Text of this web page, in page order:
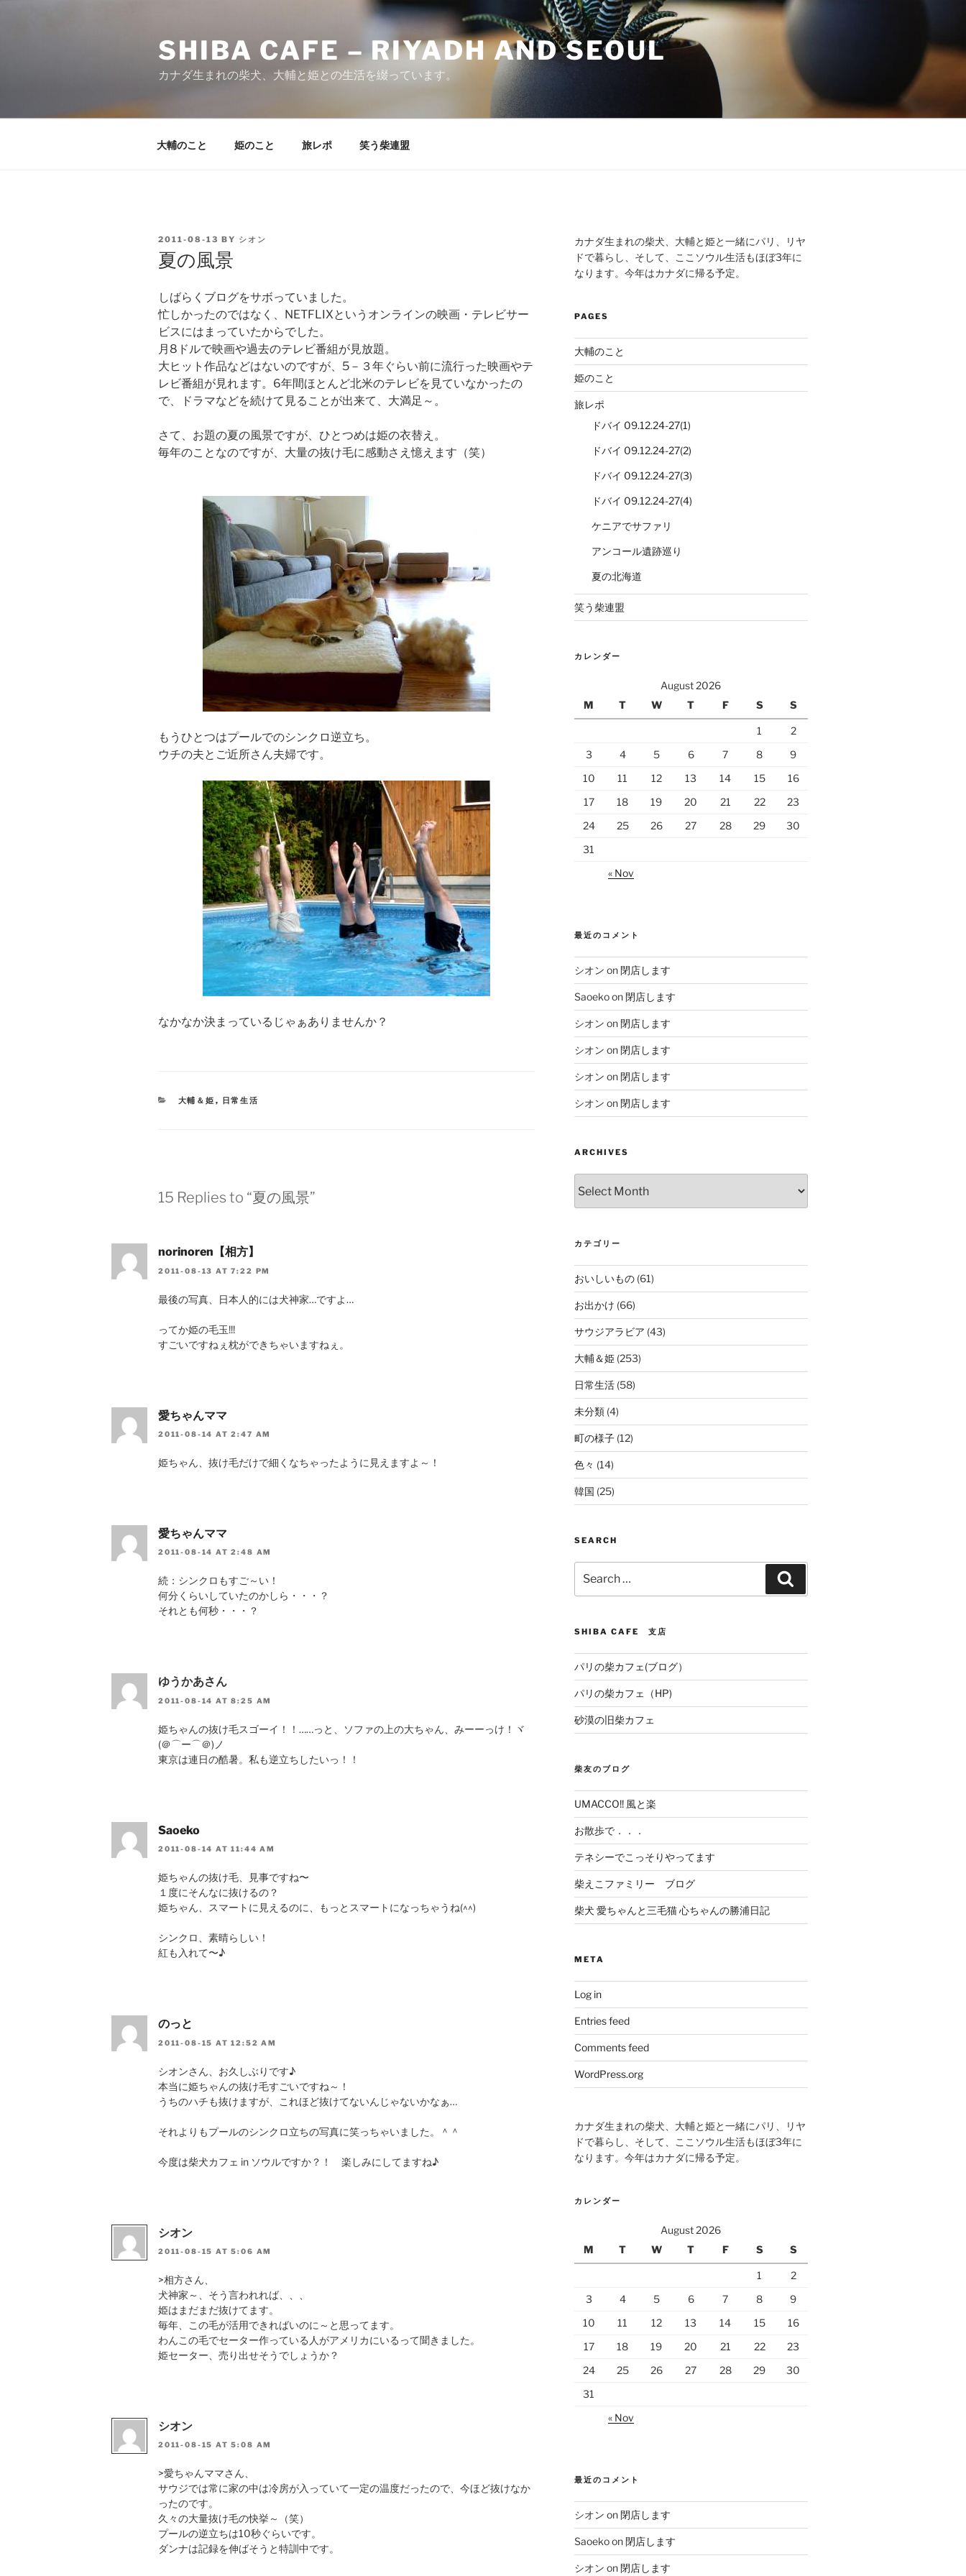
SHIBA CAFE – RIYADH AND SEOUL
カナダ生まれの柴犬、大輔と姫との生活を綴っています。
大輔のこと 姫のこと 旅レポ 笑う柴連盟
POSTED
ON
2011-08-13 BY シオン
夏の風景
しばらくブログをサボっていました。
忙しかったのではなく、NETFLIXというオンラインの映画・テレビサー
ビスにはまっていたからでした。
月8ドルで映画や過去のテレビ番組が見放題。
大ヒット作品などはないのですが、5－３年ぐらい前に流行った映画やテ
レビ番組が見れます。6年間ほとんど北米のテレビを見ていなかったの
で、ドラマなどを続けて見ることが出来て、大満足～。
さて、お題の夏の風景ですが、ひとつめは姫の衣替え。
毎年のことなのですが、大量の抜け毛に感動さえ憶えます（笑）
もうひとつはプールでのシンクロ逆立ち。
ウチの夫とご近所さん夫婦です。
なかなか決まっているじゃぁありませんか？
CATEGORIES
大輔＆姫 , 日常生活
15 Replies to “夏の風景”
norinoren【相方】
2011-08-13 AT 7:22 PM
最後の写真、日本人的には犬神家…ですよ…
ってか姫の毛玉!!!
すごいですねぇ枕ができちゃいますねぇ。
愛ちゃんママ
2011-08-14 AT 2:47 AM
姫ちゃん、抜け毛だけで細くなちゃったように見えますよ～！
愛ちゃんママ
2011-08-14 AT 2:48 AM
続：シンクロもすご～い！
何分くらいしていたのかしら・・・？
それとも何秒・・・？
ゆうかあさん
2011-08-14 AT 8:25 AM
姫ちゃんの抜け毛スゴーイ！！……っと、ソファの上の大ちゃん、みーーっけ！ヾ
(＠⌒ー⌒＠)ノ
東京は連日の酷暑。私も逆立ちしたいっ！！
Saoeko
2011-08-14 AT 11:44 AM
姫ちゃんの抜け毛、見事ですね〜
１度にそんなに抜けるの？
姫ちゃん、スマートに見えるのに、もっとスマートになっちゃうね(^^)
シンクロ、素晴らしい！
紅も入れて〜♪
のっと
2011-08-15 AT 12:52 AM
シオンさん、お久しぶりです♪
本当に姫ちゃんの抜け毛すごいですね～！
うちのハチも抜けますが、これほど抜けてないんじゃないかなぁ…
それよりもプールのシンクロ立ちの写真に笑っちゃいました。＾＾
今度は柴犬カフェ in ソウルですか？！ 楽しみにしてますね♪
シオン
2011-08-15 AT 5:06 AM
>相方さん、
犬神家～、そう言われれば、、、
姫はまだまだ抜けてます。
毎年、この毛が活用できればいのに～と思ってます。
わんこの毛でセーター作っている人がアメリカにいるって聞きました。
姫セーター、売り出せそうでしょうか？
シオン
2011-08-15 AT 5:08 AM
>愛ちゃんママさん、
サウジでは常に家の中は冷房が入っていて一定の温度だったので、今ほど抜けなか
ったのです。
久々の大量抜け毛の快挙～（笑）
プールの逆立ちは10秒ぐらいです。
ダンナは記録を伸ばそうと特訓中です。
カナダ生まれの柴犬、大輔と姫と一緒にパリ、リヤ
ドで暮らし、そして、ここソウル生活もほぼ3年に
なります。今年はカナダに帰る予定。
PAGES
大輔のこと
姫のこと
旅レポ
ドバイ 09.12.24-27(1)
ドバイ 09.12.24-27(2)
ドバイ 09.12.24-27(3)
ドバイ 09.12.24-27(4)
ケニアでサファリ
アンコール遺跡巡り
夏の北海道
笑う柴連盟
カレンダー
August 2026
M
T W T F S S
1
2
3
4 5 6 7 8
9
10
11 12 13 14 15
16
17
18 19 20 21 22
23
24
25 26 27 28 29
30
31
« Nov
最近のコメント
シオン on閉店します
Saoekoon閉店します
シオン on閉店します
シオン on閉店します
シオン on閉店します
シオン on閉店します
ARCHIVES
カテゴリー
おいしいもの(61)
お出かけ (66)
サウジアラビア (43)
大輔＆姫(253)
日常生活(58)
未分類(4)
町の様子(12)
色々 (14)
韓国 (25)
SEARCH
for:
SHIBA CAFE 支店
パリの柴カフェ(ブログ）
パリの柴カフェ（HP)
砂漠の旧柴カフェ
柴友のブログ
UMACCO!! 風と楽
お散歩で．．．
テネシーでこっそりやってます
柴えこファミリー ブログ
柴犬 愛ちゃんと三毛猫 心ちゃんの勝浦日記
META
Log in
Entries feed
Comments feed
WordPress.org
カナダ生まれの柴犬、大輔と姫と一緒にパリ、リヤ
ドで暮らし、そして、ここソウル生活もほぼ3年に
なります。今年はカナダに帰る予定。
カレンダー
August 2026
M
T W T F S S
1
2
3
4 5 6 7 8
9
10
11 12 13 14 15
16
17
18 19 20 21 22
23
24
25 26 27 28 29
30
31
« Nov
最近のコメント
シオン on閉店します
Saoekoon閉店します
シオン on閉店します